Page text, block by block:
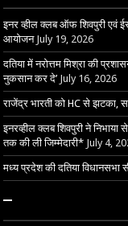
इनर व्हील क्लब ऑफ शिवपुरी एवं
आयोजन July 19, 2026
दतिया में नरोत्तम मिश्रा की
नुकसान कर दे’ July 16, 2026
राजेंद्र भारती को HC से झटका,
इनरव्हील क्लब शिवपुरी ने
तक की ली जिम्मेदारी* July 4,
मध्य प्रदेश की दतिया विधानसभा
–